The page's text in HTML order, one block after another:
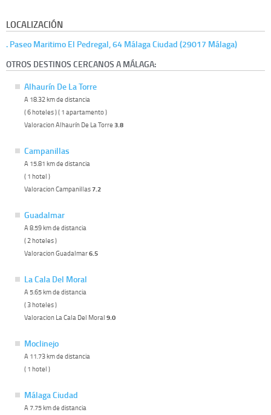
LOCALIZACIÓN
. Paseo Maritimo El Pedregal, 64 Málaga Ciudad (29017 Málaga)
OTROS DESTINOS CERCANOS A MÁLAGA:
Alhaurín De La Torre
A 18.32 km de distancia
( 6 hoteles ) ( 1 apartamento )
Valoracion Alhaurín De La Torre 3.8
Campanillas
A 15.81 km de distancia
( 1 hotel )
Valoracion Campanillas7.2
Guadalmar
A 8.59 km de distancia
( 2 hoteles )
Valoracion Guadalmar6.5
La Cala Del Moral
A 5.65 km de distancia
( 3 hoteles )
Valoracion La Cala Del Moral 9.0
Moclinejo
A 11.73 km de distancia
( 1 hotel )
Málaga Ciudad
A 7.75 km de distancia